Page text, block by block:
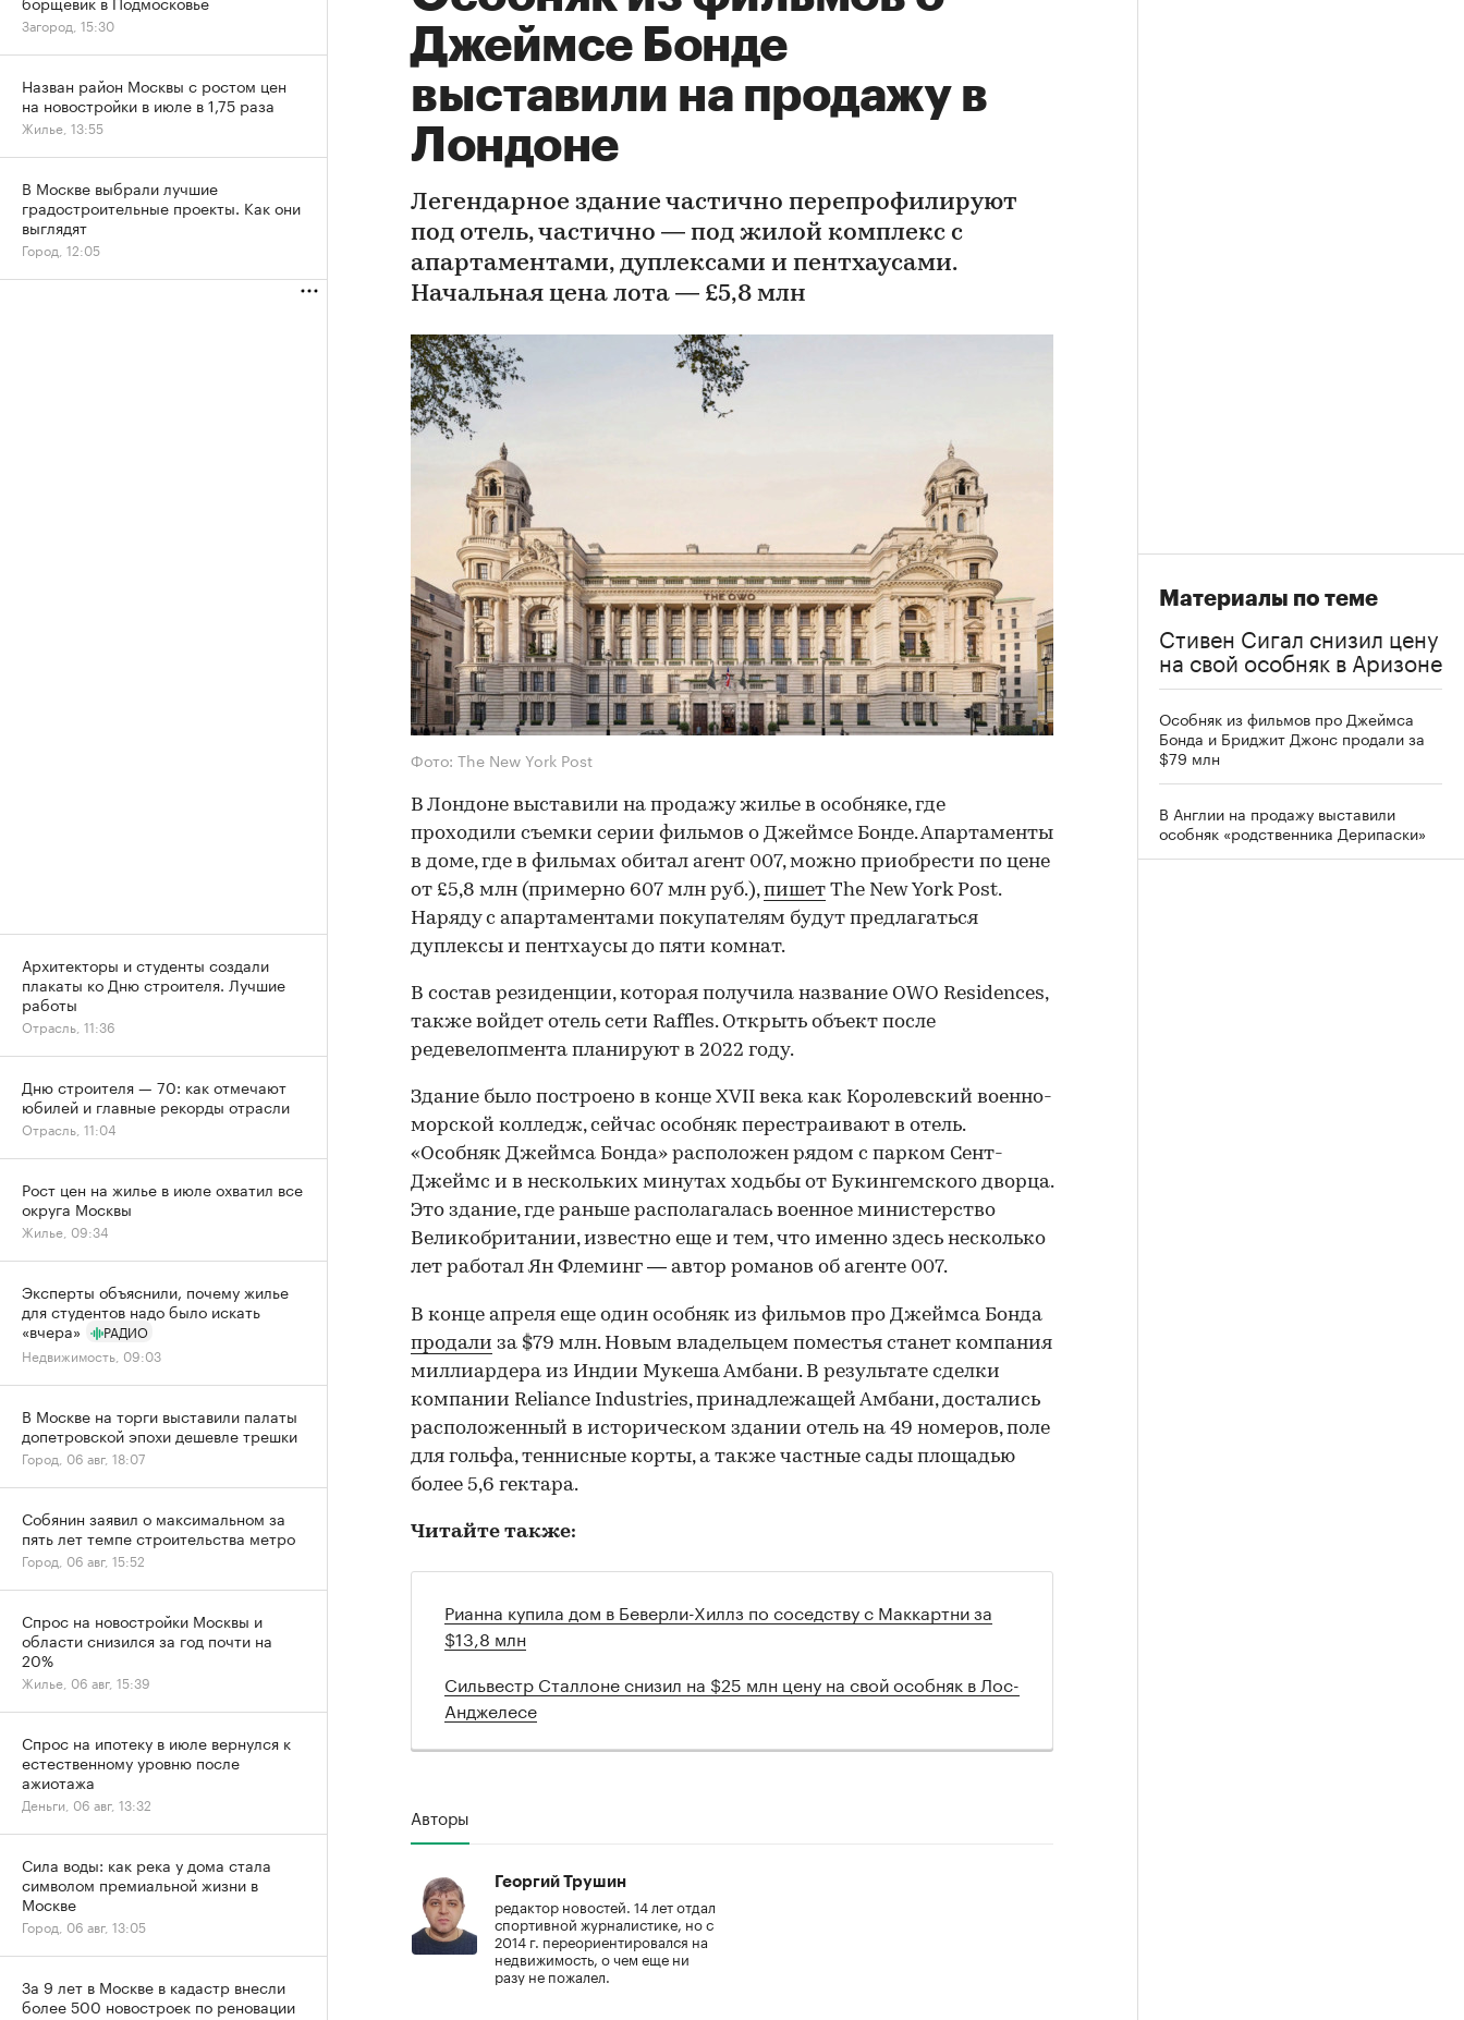
Джеймсе Бонде
выставили на продажу в
Лондоне
Легендарное здание частично перепрофилируют
под отель, частично — под жилой комплекс с
апартаментами, дуплексами и пентхаусами.
Начальная цена лота — £5,8 млн
Фото: The New York Post
В Лондоне выставили на продажу жилье в особняке, где
проходили съемки серии фильмов о Джеймсе Бонде. Апартаменты
в доме, где в фильмах обитал агент 007, можно приобрести по цене
от £5,8 млн (примерно 607 млн руб.),пишет The New York Post.
Наряду с апартаментами покупателям будут предлагаться
дуплексы и пентхаусы до пяти комнат.
В состав резиденции, которая получила название OWO Residences,
также войдет отель сети Raffles. Открыть объект после
редевелопмента планируют в 2022 году.
Здание было построено в конце XVII века как Королевский военно-
морской колледж, сейчас особняк перестраивают в отель.
«Особняк Джеймса Бонда» расположен рядом с парком Сент-
Джеймс и в нескольких минутах ходьбы от Букингемского дворца.
Это здание, где раньше располагалась военное министерство
Великобритании, известно еще и тем, что именно здесь несколько
лет работал Ян Флеминг — автор романов об агенте 007.
В конце апреля еще один особняк из фильмов про Джеймса Бонда
продали за $79 млн. Новым владельцем поместья станет компания
миллиардера из Индии Мукеша Амбани. В результате сделки
компании Reliance Industries, принадлежащей Амбани, достались
расположенный в историческом здании отель на 49 номеров, поле
для гольфа, теннисные корты, а также частные сады площадью
более 5,6 гектара.
Читайте также:
Рианна купила дом в Беверли-Хиллз по соседству с Маккартни за
$13,8 млн
Сильвестр Сталлоне снизил на $25 млн цену на свой особняк в Лос-
Анджелесе
Авторы
Георгий Трушин
редактор новостей. 14 лет отдал
спортивной журналистике, но с
2014 г. переориентировался на
недвижимость, о чем еще ни
разу не пожалел.
Материалы по теме
Стивен Сигал снизил цену
на свой особняк в Аризоне
Особняк из фильмов про Джеймса
Бонда и Бриджит Джонс продали за
$79 млн
В Англии на продажу выставили
особняк «родственника Дерипаски»
Загород, 15:30
Назван район Москвы с ростом цен
на новостройки в июле в 1,75 раза
Жилье, 13:55
В Москве выбрали лучшие
градостроительные проекты. Как они
выглядят
Город, 12:05
Архитекторы и студенты создали
плакаты ко Дню строителя. Лучшие
работы
Отрасль, 11:36
Дню строителя — 70: как отмечают
юбилей и главные рекорды отрасли
Отрасль, 11:04
Рост цен на жилье в июле охватил все
округа Москвы
Жилье, 09:34
Эксперты объяснили, почему жилье
для студентов надо было искать
«вчера»
РАДИО
Недвижимость, 09:03
В Москве на торги выставили палаты
допетровской эпохи дешевле трешки
Город, 06 авг, 18:07
Собянин заявил о максимальном за
пять лет темпе строительства метро
Город, 06 авг, 15:52
Спрос на новостройки Москвы и
области снизился за год почти на
20%
Жилье, 06 авг, 15:39
Спрос на ипотеку в июле вернулся к
естественному уровню после
ажиотажа
Деньги, 06 авг, 13:32
Сила воды: как река у дома стала
символом премиальной жизни в
Москве
Город, 06 авг, 13:05
За 9 лет в Москве в кадастр внесли
более 500 новостроек по реновации